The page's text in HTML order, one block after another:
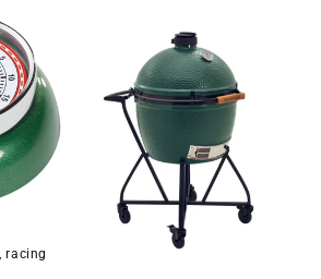
racing